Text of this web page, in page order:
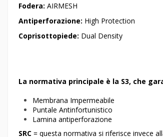
Fodera: AIRMESH
Antiperforazione: High Protection
Coprisottopiede: Dual Density
La normativa principale è la S3, che
Membrana Impermeabile
Puntale Antinfortunistico
Lamina antiperforazione
SRC = questa normativa si riferisce invece